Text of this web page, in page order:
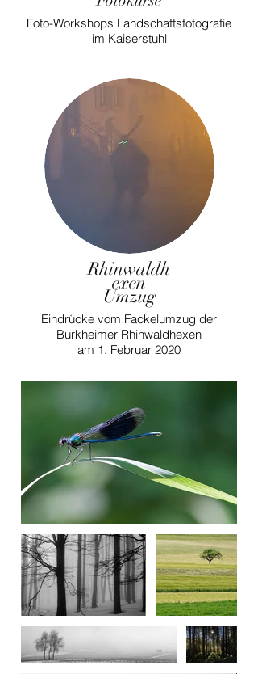
Foto-Workshops Landschaftsfotografie
im Kaiserstuhl
Rhinwaldh
exen
Umzug
Eindrücke vom Fackelumzug der
Burkheimer Rhinwaldhexen
am 1. Februar 2020